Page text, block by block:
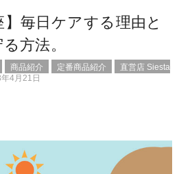
】毎日ケアする理由と
方法。
商品紹介 定番商品紹介
直営店 Siesta
4月21日